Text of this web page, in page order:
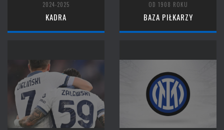
2024-2025
KADRA
OD 1908 ROKU
BAZA PIŁKARZY